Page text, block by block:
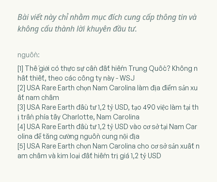
Bài viết này chỉ nhằm mục đích cung cấp thông tin và
không cấu thành lời khuyên đầu tư.
nguồn:
[1] Thế giới có thực sự cần đất hiếm Trung Quốc? Không n
hất thiết, theo các công ty này - WSJ
[2] USA Rare Earth chọn Nam Carolina làm địa điểm sản xu
ất nam châm
[3] USA Rare Earth đầu tư 1,2 tỷ USD, tạo 490 việc làm tại th
ị trấn phía tây Charlotte, Nam Carolina
[4] USA Rare Earth đầu tư 1,2 tỷ USD vào cơ sở tại Nam Car
olina để tăng cường nguồn cung nội địa
[5] USA Rare Earth chọn Nam Carolina cho cơ sở sản xuất n
am châm và kim loại đất hiếm trị giá 1,2 tỷ USD